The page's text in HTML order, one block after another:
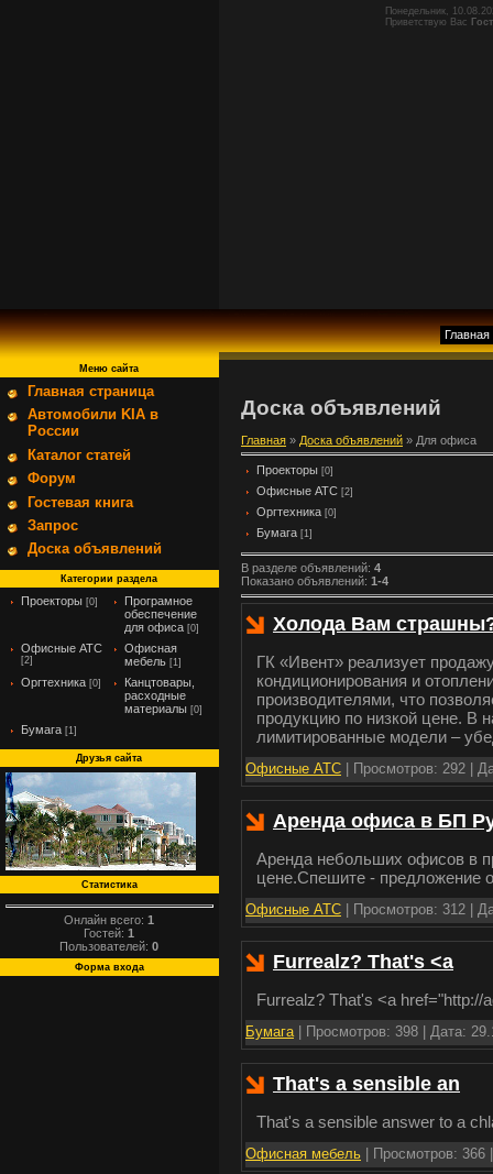
Понедельник,
Приветствую Вас
Главная
Меню сайта
Главная страница
Автомобили KIA в
России
Каталог статей
Форум
Гостевая книга
Запрос
Доска объявлений
Категории раздела
Проекторы [0]
Програмное
обеспечение
для офиса [0]
Офисные АТС
[2]
Офисная
мебель [1]
Оргтехника [0]
Канцтовары,
расходные
материалы [0]
Бумага [1]
Друзья сайта
Статистика
Онлайн всего:1
Гостей:1
Пользователей:0
Форма входа
Доска объявлений
Главная » Доска объявлений » Для офиса
Проекторы [0]
Офисные АТС [2]
Оргтехника [0]
Бумага [1]
В разделе объявлений: 4
Показано объявлений: 1-4
Холода Вам
ГК «Ивент» реализует
кондиционирования и
производителями, что
продукцию по низкой цене. В
лимитированные модели –
Офисные АТС Просмотров: 292
Аренда офиса в БП
Аренда небольших офисов в
цене.Спешите - предложение
Офисные АТС Просмотров: 312
Furrealz? That's <a
Furrealz? That's <a
Бумага Просмотров: 398 Дата:
That's a sensible an
That's a sensible answer to a
Офисная мебель Просмотров: 366